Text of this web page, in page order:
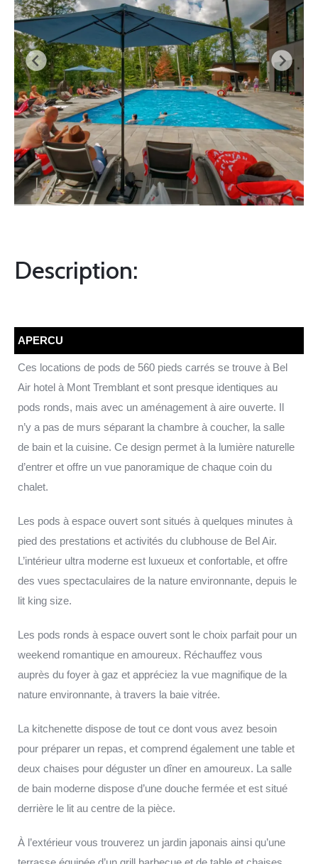
Description:
APERCU
Ces locations de pods de 560 pieds carrés se trouve à Bel
Air hotel à Mont Tremblant et sont presque identiques au
pods ronds, mais avec un aménagement à aire ouverte. Il
n’y a pas de murs séparant la chambre à coucher, la salle
de bain et la cuisine. Ce design permet à la lumière naturelle
d’entrer et offre un vue panoramique de chaque coin du
chalet.
Les pods à espace ouvert sont situés à quelques minutes à
pied des prestations et activités du clubhouse de Bel Air.
L’intérieur ultra moderne est luxueux et confortable, et offre
des vues spectaculaires de la nature environnante, depuis le
lit king size.
Les pods ronds à espace ouvert sont le choix parfait pour un
weekend romantique en amoureux. Réchauffez vous
auprès du foyer à gaz et appréciez la vue magnifique de la
nature environnante, à travers la baie vitrée.
La kitchenette dispose de tout ce dont vous avez besoin
pour préparer un repas, et comprend également une table et
deux chaises pour déguster un dîner en amoureux. La salle
de bain moderne dispose d’une douche fermée et est situé
derrière le lit au centre de la pièce.
À l’extérieur vous trouverez un jardin japonais ainsi qu’une